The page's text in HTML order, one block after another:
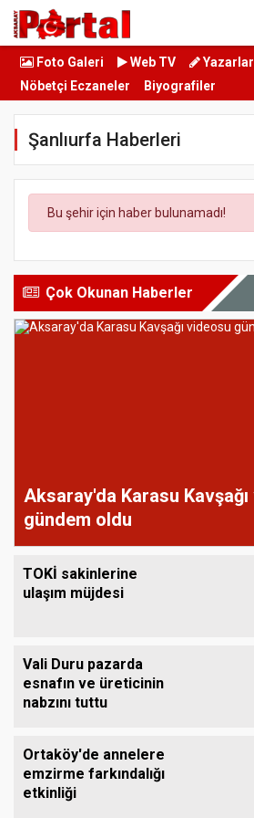
Foto Galeri Web TV Yazarlar
Nöbetçi Eczaneler
Biyografiler
Şanlıurfa Haberleri
Bu şehir için haber bulunamadı!
Çok Okunan Haberler
Aksaray'da Karasu
gündem oldu
TOKİ sakinlerine
ulaşım müjdesi
Vali Duru pazarda
esnafın ve üreticinin
nabzını tuttu
Ortaköy'de annelere
emzirme farkındalığı
etkinliği